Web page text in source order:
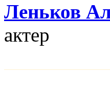
Леньков
актер